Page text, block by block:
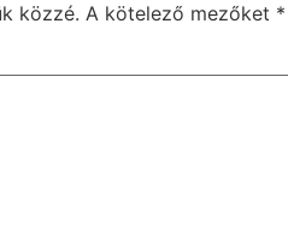
közzé. A kötelező mezőket *